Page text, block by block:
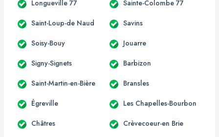
Longueville 77 Sainte-Colombe 77
Saint-Loup-de Naud Savins
Soisy-Bouy Jouarre
Signy-Signets Barbizon
Saint-Martin-en-Bière Bransles
Égreville Les Chapelles-Bourbon
Châtres Crèvecoeur-en Brie